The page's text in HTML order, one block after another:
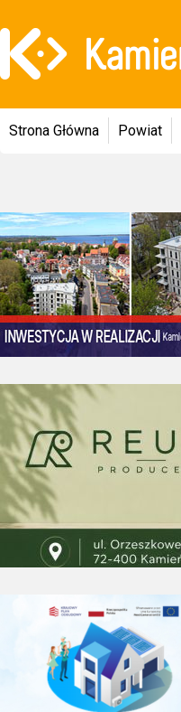
Strona Główna Powiat